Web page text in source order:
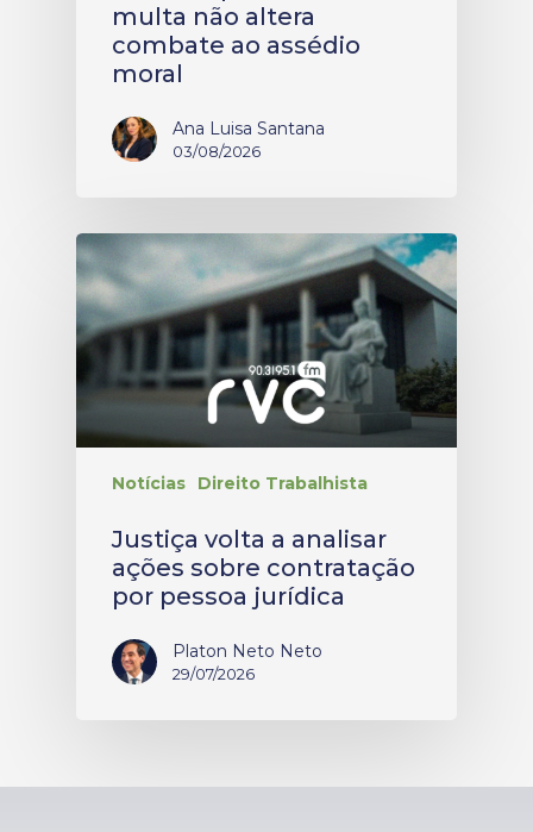
multa não altera
combate ao assédio
moral
Ana Luisa Santana
03/08/2026
Notícias Direito Trabalhista
Justiça volta a analisar
ações sobre contratação
por pessoa jurídica
Platon Neto Neto
29/07/2026